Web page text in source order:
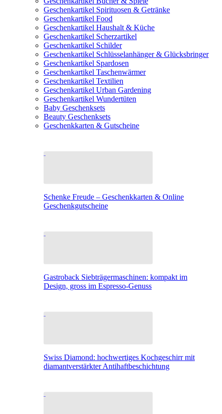
Geschenkartikel Spirituosen & Getränke
Geschenkartikel Food
Geschenkartikel Haushalt & Küche
Geschenkartikel Scherzartikel
Geschenkartikel Schilder
Geschenkartikel Schlüsselanhänger & Glücksbringer
Geschenkartikel Spardosen
Geschenkartikel Taschenwärmer
Geschenkartikel Textilien
Geschenkartikel Urban Gardening
Geschenkartikel Wundertüten
Baby Geschenksets
Beauty Geschenksets
Geschenkkarten & Gutscheine
Schenke Freude – Geschenkkarten & Online
Geschenkgutscheine
Gastroback Siebträgermaschinen: kompakt im
Design, gross im Espresso-Genuss
Swiss Diamond: hochwertiges Kochgeschirr mit
diamantverstärkter Antihaftbeschichtung